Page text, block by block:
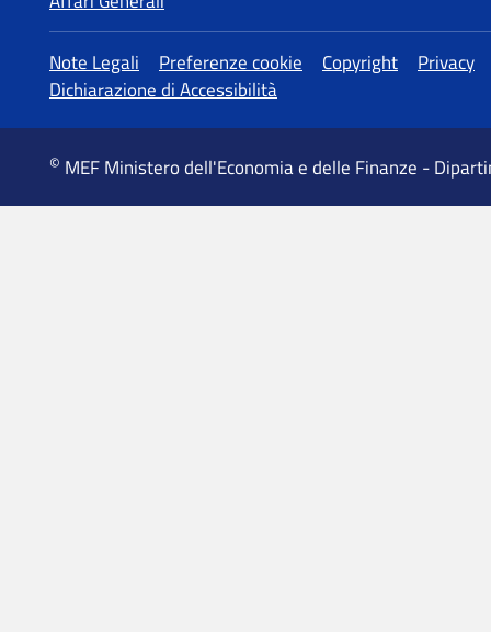
MEF Ministero dell'Economia e delle Finanze -